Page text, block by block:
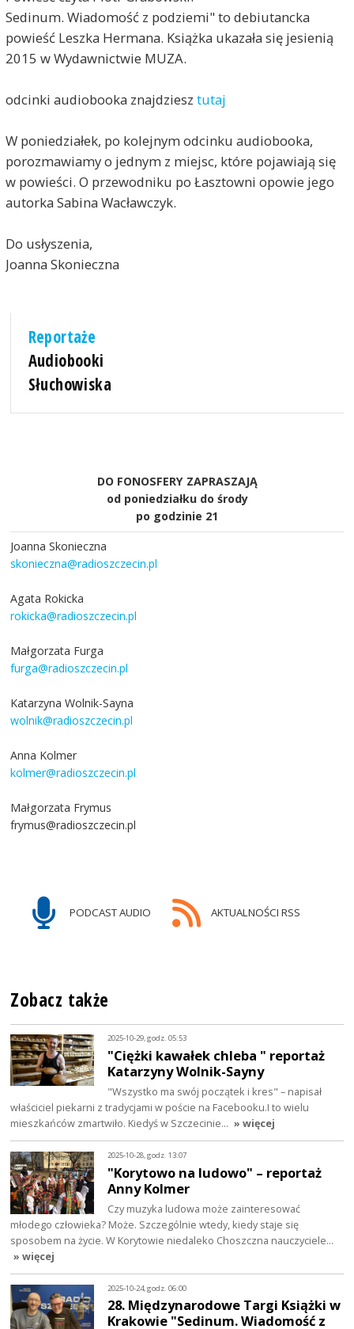
Sedinum. Wiadomość z podziemi" to debiutancka
powieść Leszka Hermana. Książka ukazała się jesienią
2015 w Wydawnictwie MUZA.
odcinki audiobooka znajdziesz tutaj
W poniedziałek, po kolejnym odcinku audiobooka,
porozmawiamy o jednym z miejsc, które pojawiają się
w powieści. O przewodniku po Łasztowni opowie jego
autorka Sabina Wacławczyk.
Do usłyszenia,
Joanna Skonieczna
Reportaże
Audiobooki
Słuchowiska
DO FONOSFERY ZAPRASZAJĄ
od poniedziałku do środy
po godzinie 21
Joanna Skonieczna
skonieczna@radioszczecin.pl
Agata Rokicka
rokicka@radioszczecin.pl
Małgorzata Furga
furga@radioszczecin.pl
Katarzyna Wolnik-Sayna
wolnik@radioszczecin.pl
Anna Kolmer
kolmer@radioszczecin.pl
Małgorzata Frymus
frymus@radioszczecin.pl
PODCAST AUDIO AKTUALNOŚCI RSS
Zobacz także
2025-10-29, godz. 05:53
"Ciężki kawałek chleba " reportaż
Katarzyny Wolnik-Sayny
"Wszystko ma swój początek i kres" – napisał
właściciel piekarni z tradycjami w poście na Facebooku.I to wielu
mieszkańców zmartwiło. Kiedyś w Szczecinie… » więcej
2025-10-28, godz. 13:07
"Korytowo na ludowo" – reportaż
Anny Kolmer
Czy muzyka ludowa może zainteresować
młodego człowieka? Może. Szczególnie wtedy, kiedy staje się
sposobem na życie. W Korytowie niedaleko Choszczna nauczyciele…
» więcej
2025-10-24, godz. 06:00
28. Międzynarodowe Targi Książki w
Krakowie "Sedinum. Wiadomość z